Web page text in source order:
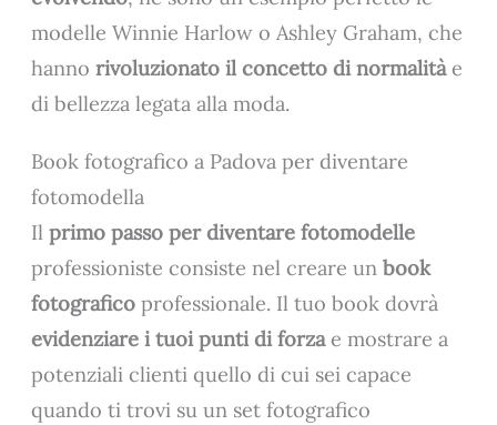
modelle Winnie Harlow o Ashley Graham, che
hannorivoluzionato il concetto di normalitàe
di bellezza legata alla moda.
Book fotografico a Padova per diventare
fotomodella
Ilprimo passo per diventare fotomodelle
professioniste consiste nel creare unbook
fotografico professionale. Il tuo book dovrà
evidenziare i tuoi punti di forzae mostrare a
potenziali clienti quello di cui sei capace
quando ti trovi su un set fotografico